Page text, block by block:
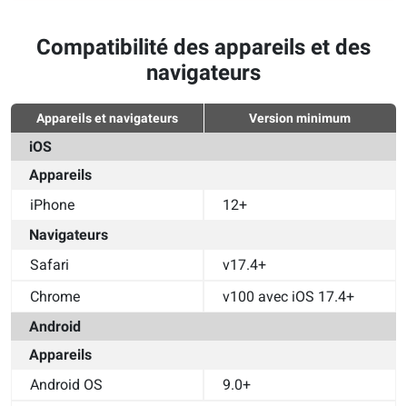
Compatibilité des appareils et des
navigateurs
Appareils et navigateurs Version minimum
iOS
Appareils
iPhone
12+
Navigateurs
Safari
v17.4+
Chrome
v100 avec iOS 17.4+
Android
Appareils
Android OS
9.0+